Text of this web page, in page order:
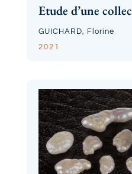
Etude d’une
GUICHARD, Florine
2021